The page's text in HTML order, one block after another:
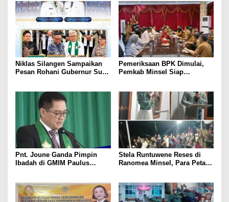
Niklas Silangen Sampaikan
Pesan Rohani Gubernur Sulut
Pemeriksaan BPK Dimulai,
Pemkab Minsel Siap
Pnt. Joune Ganda Pimpin
Ibadah di GMIM Paulus
Fondasi Utama
Stela Runtuwene Reses di
Ranomea Minsel, Para Petani